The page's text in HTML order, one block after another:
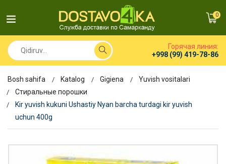
0
Горячая линия:
+998 (99) 419-78-86
Bosh sahifa Katalog Gigiena
Yuvish vositalari
Стиральные порошки
Kir yuvish kukuni Ushastiy Nyan barcha turdagi kir yuvish
uchun 400g